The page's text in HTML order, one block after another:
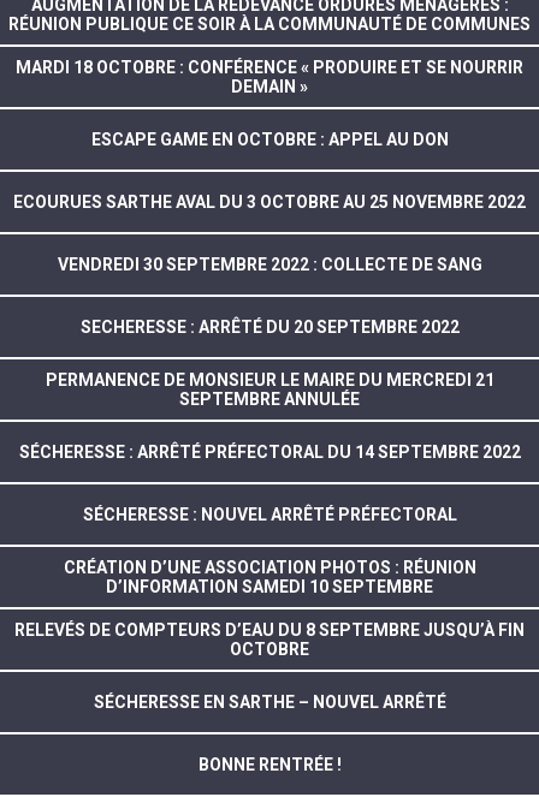
AUGMENTATION DE LA REDEVANCE ORDURES MÉNAGÈRES :
RÉUNION PUBLIQUE CE SOIR À LA COMMUNAUTÉ DE COMMUNES
MARDI 18 OCTOBRE : CONFÉRENCE « PRODUIRE ET SE NOURRIR
DEMAIN »
ESCAPE GAME EN OCTOBRE : APPEL AU DON
ECOURUES SARTHE AVAL DU 3 OCTOBRE AU 25 NOVEMBRE 2022
VENDREDI 30 SEPTEMBRE 2022 : COLLECTE DE SANG
SECHERESSE : ARRÊTÉ DU 20 SEPTEMBRE 2022
PERMANENCE DE MONSIEUR LE MAIRE DU MERCREDI 21
SEPTEMBRE ANNULÉE
SÉCHERESSE : ARRÊTÉ PRÉFECTORAL DU 14 SEPTEMBRE 2022
SÉCHERESSE : NOUVEL ARRÊTÉ PRÉFECTORAL
CRÉATION D’UNE ASSOCIATION PHOTOS : RÉUNION
D’INFORMATION SAMEDI 10 SEPTEMBRE
RELEVÉS DE COMPTEURS D’EAU DU 8 SEPTEMBRE JUSQU’À FIN
OCTOBRE
SÉCHERESSE EN SARTHE – NOUVEL ARRÊTÉ
BONNE RENTRÉE !